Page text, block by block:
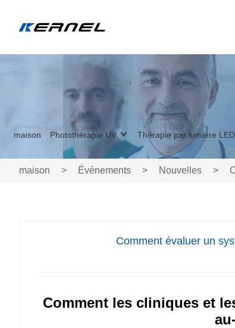
maison Photothérapie UV Thérapie par lumière LED
maison > Événements > Nouvelles >
Comment évaluer un
Comment les cliniques et